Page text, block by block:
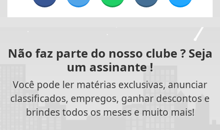
Não faz parte do nosso clube ? Seja
um assinante !
Você pode ler matérias exclusivas, anunciar
classificados, empregos, ganhar descontos e
brindes todos os meses e muito mais!